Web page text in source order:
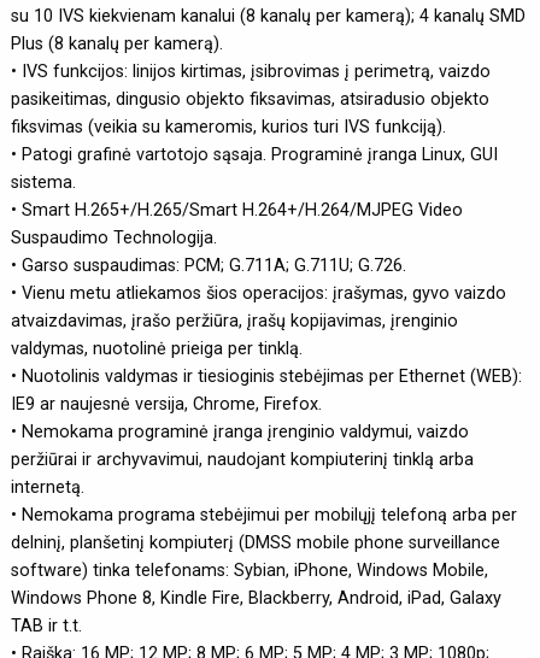
su 10 IVS kiekvienam kanalui (8 kanalų per kamerą); 4 kanalų SMD
Plus (8 kanalų per kamerą).
• IVS funkcijos: linijos kirtimas, įsibrovimas į perimetrą, vaizdo
pasikeitimas, dingusio objekto fiksavimas, atsiradusio objekto
fiksvimas (veikia su kameromis, kurios turi IVS funkciją).
• Patogi grafinė vartotojo sąsaja. Programinė įranga Linux, GUI
sistema.
• Smart H.265+/H.265/Smart H.264+/H.264/MJPEG Video
Suspaudimo Technologija.
• Garso suspaudimas: PCM; G.711A; G.711U; G.726.
• Vienu metu atliekamos šios operacijos: įrašymas, gyvo vaizdo
atvaizdavimas, įrašo peržiūra, įrašų kopijavimas, įrenginio
valdymas, nuotolinė prieiga per tinklą.
• Nuotolinis valdymas ir tiesioginis stebėjimas per Ethernet (WEB):
IE9 ar naujesnė versija, Chrome, Firefox.
• Nemokama programinė įranga įrenginio valdymui, vaizdo
peržiūrai ir archyvavimui, naudojant kompiuterinį tinklą arba
internetą.
• Nemokama programa stebėjimui per mobilųjį telefoną arba per
delninį, planšetinį kompiuterį (DMSS mobile phone surveillance
software) tinka telefonams: Sybian, iPhone, Windows Mobile,
Windows Phone 8, Kindle Fire, Blackberry, Android, iPad, Galaxy
TAB ir t.t.
• Raiška: 16 MP; 12 MP; 8 MP; 6 MP; 5 MP; 4 MP; 3 MP; 1080p;